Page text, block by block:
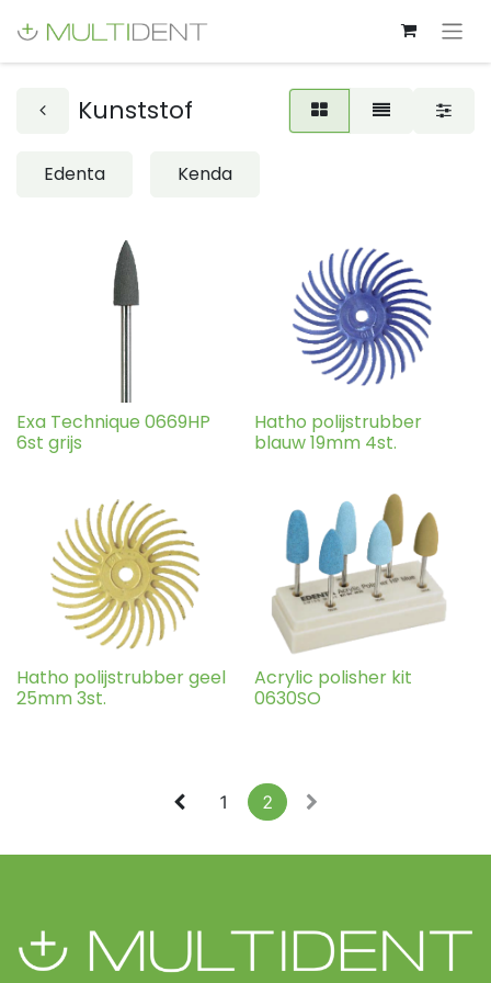
Kunststof
Edenta Kenda
Exa Technique 0669HP
6st grijs
Hatho polijstrubber
blauw 19mm 4st.
Hatho polijstrubber geel
25mm 3st.
Acrylic polisher kit
0630SO
1 2